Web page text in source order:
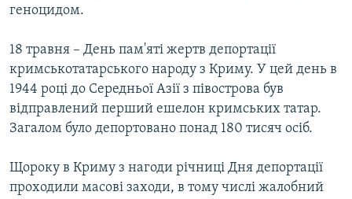
геноцидом.
18 травня – День пам'яті жертв депортації
кримськотатарського народу з Криму. У цей день в
1944 році до Середньої Азії з півострова був
відправлений перший ешелон кримських татар.
Загалом було депортовано понад 180 тисяч осіб.
Щороку в Криму з нагоди річниці Дня депортації
проходили масові заходи, в тому числі жалобний